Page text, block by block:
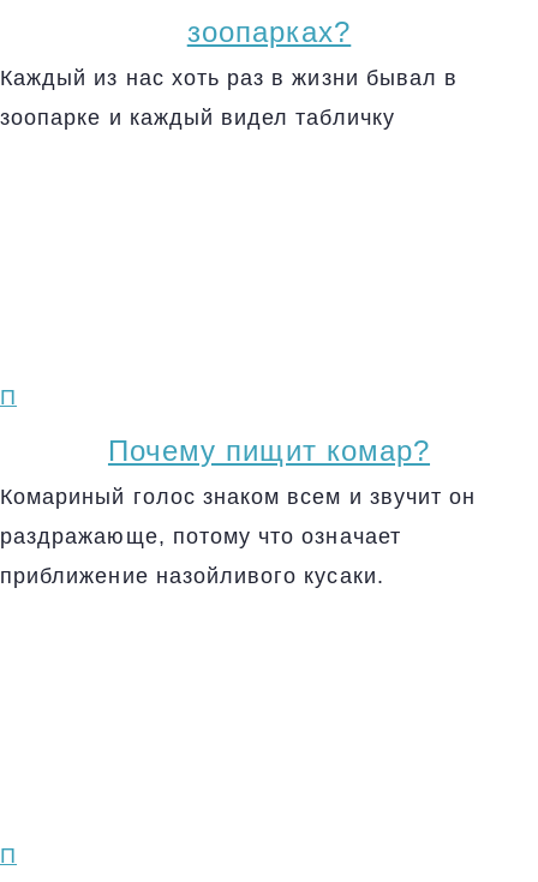
зоопарках?
Каждый из нас хоть раз в жизни бывал в
зоопарке и каждый видел табличку
П
Почему пищит комар?
Комариный голос знаком всем и звучит он
раздражающе, потому что означает
приближение назойливого кусаки.
П